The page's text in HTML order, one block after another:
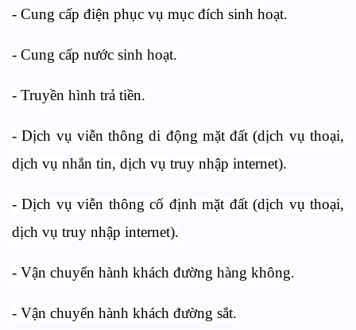
- Cung cấp điện phục vụ mục đích sinh hoạt.
- Cung cấp nước sinh hoạt.
- Truyền hình trả tiền.
- Dịch vụ viễn thông di động mặt đất (dịch vụ thoại,
dịch vụ nhắn tin, dịch vụ truy nhập internet).
- Dịch vụ viễn thông cố định mặt đất (dịch vụ thoại,
dịch vụ truy nhập internet).
- Vận chuyển hành khách đường hàng không.
- Vận chuyển hành khách đường sắt.